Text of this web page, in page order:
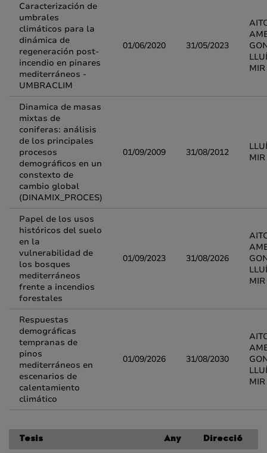
Caracterización de
umbrales
climáticos para la
dinámica de
regeneración post-
incendio en pinares
mediterráneos -
UMBRACLIM
01/06/2020 31/05/2023
MIR
Dinamica de masas
mixtas de
coniferas: análisis
de los principales
procesos
demográficos en un
constexto de
cambio global
(DINAMIX_PROCES)
01/09/2009 31/08/2012
MIR
Papel de los usos
históricos del suelo
en la
vulnerabilidad de
los bosques
mediterráneos
frente a incendios
forestales
01/09/2023 31/08/2026
MIR
Respuestas
demográficas
tempranas de
pinos
mediterráneos en
escenarios de
calentamiento
climático
01/09/2026 31/08/2030
MIR
Tesis Any Direcció